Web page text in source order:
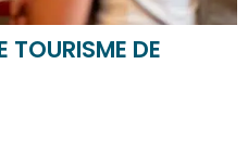
TOURISME DE